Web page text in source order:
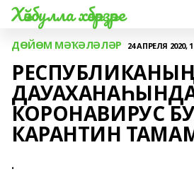
Хәйбулла хәбәрҙәре
ДӨЙӨМ МӘҠӘЛӘЛӘР 24 АПРЕЛЯ 2020,
КОРОНАВИРУС
КАРАНТИН
.